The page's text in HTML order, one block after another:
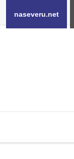
naseveru.net